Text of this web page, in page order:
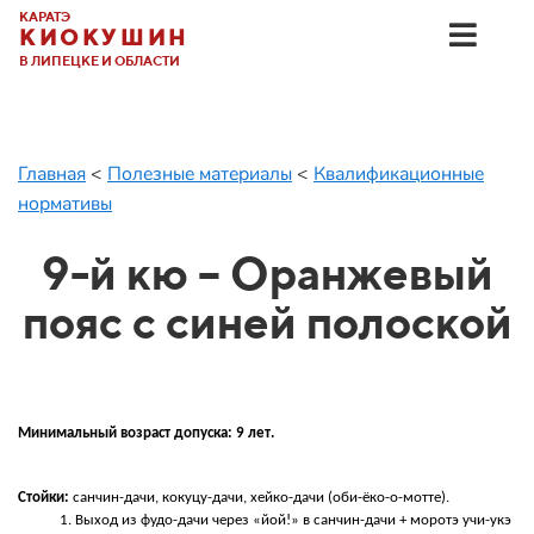
КАРАТЭ
КИОКУШИН
В ЛИПЕЦКЕ И ОБЛАСТИ
Главная < Полезные материалы < Квалификационные
нормативы
9-й кю – Оранжевый
пояс с синей полоской
Минимальный возраст допуска: 9 лет.
Стойки: санчин-дачи, кокуцу-дачи, хейко-дачи (оби-ёко-о-мотте).
Выход из фудо-дачи через «йой!» в санчин-дачи + моротэ учи-укэ